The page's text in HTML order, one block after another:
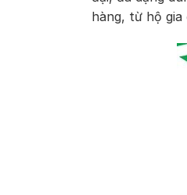
hàng, từ hộ